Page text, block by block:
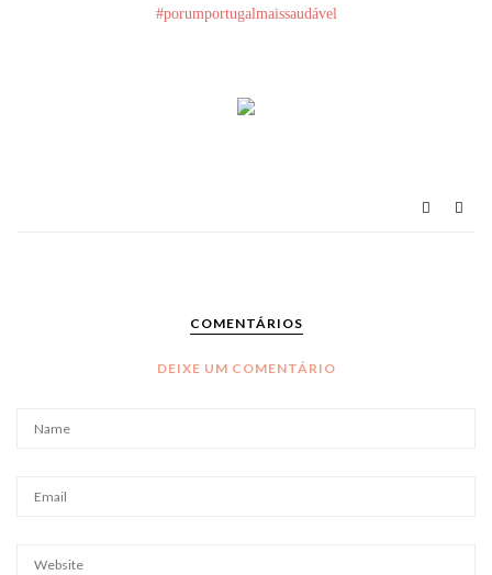
#porumportugalmaissaudável
COMENTÁRIOS
DEIXE UM COMENTÁRIO